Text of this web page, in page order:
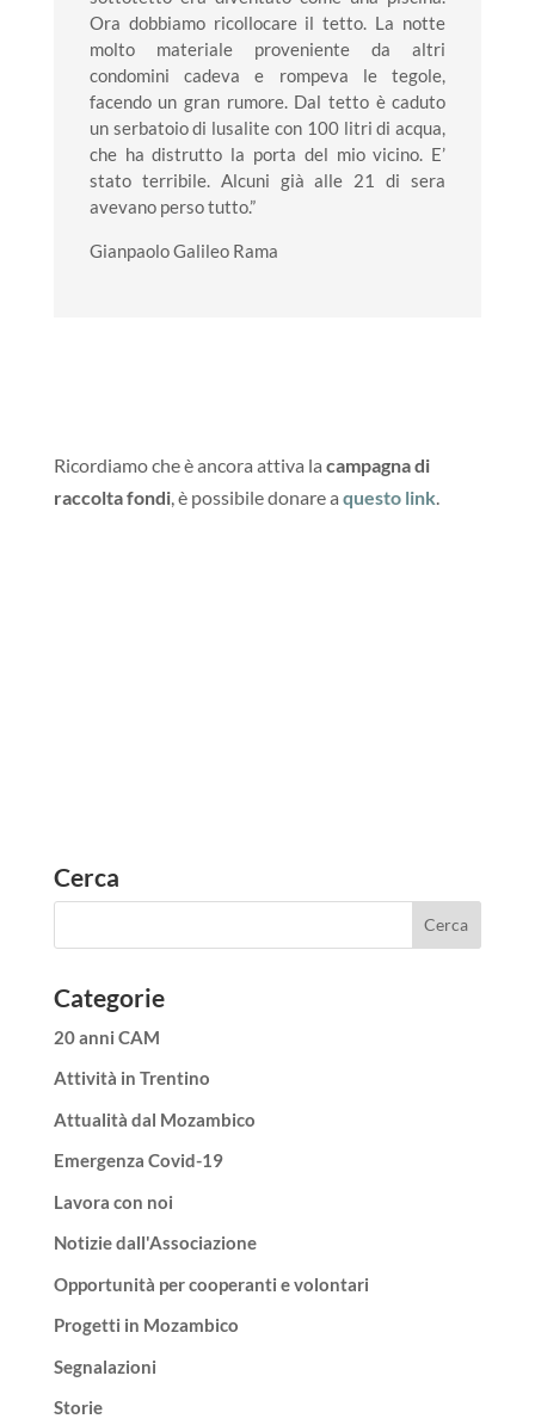
Ora dobbiamo ricollocare il tetto. La notte
molto materiale proveniente da altri
condomini cadeva e rompeva le tegole,
facendo un gran rumore. Dal tetto è caduto
un serbatoio di lusalite con 100 litri di acqua,
che ha distrutto la porta del mio vicino. E’
stato terribile. Alcuni già alle 21 di sera
avevano perso tutto.”
Gianpaolo Galileo Rama
Ricordiamo che è ancora attiva la campagna di
raccolta fondi, è possibile donare a questo link.
Cerca
Categorie
20 anni CAM
Attività in Trentino
Attualità dal Mozambico
Emergenza Covid-19
Lavora con noi
Notizie dall'Associazione
Opportunità per cooperanti e volontari
Progetti in Mozambico
Segnalazioni
Storie